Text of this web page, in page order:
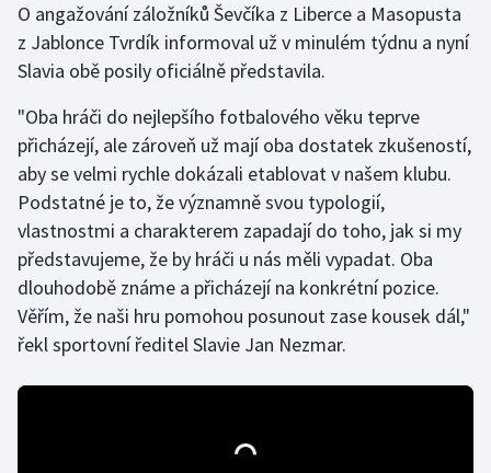
Golf
Házená
Jezdectví
Judo
Krasobruslení
Lezení
O angažování záložníků Ševčíka z Liberce a Masopusta
z Jablonce Tvrdík informoval už v minulém týdnu a nyní
Slavia obě posily oficiálně představila.
"Oba hráči do nejlepšího fotbalového věku teprve
přicházejí, ale zároveň už mají oba dostatek zkušeností,
aby se velmi rychle dokázali etablovat v našem klubu.
Podstatné je to, že významně svou typologií,
vlastnostmi a charakterem zapadají do toho, jak si my
představujeme, že by hráči u nás měli vypadat. Oba
dlouhodobě známe a přicházejí na konkrétní pozice.
Věřím, že naši hru pomohou posunout zase kousek dál,"
řekl sportovní ředitel Slavie Jan Nezmar.